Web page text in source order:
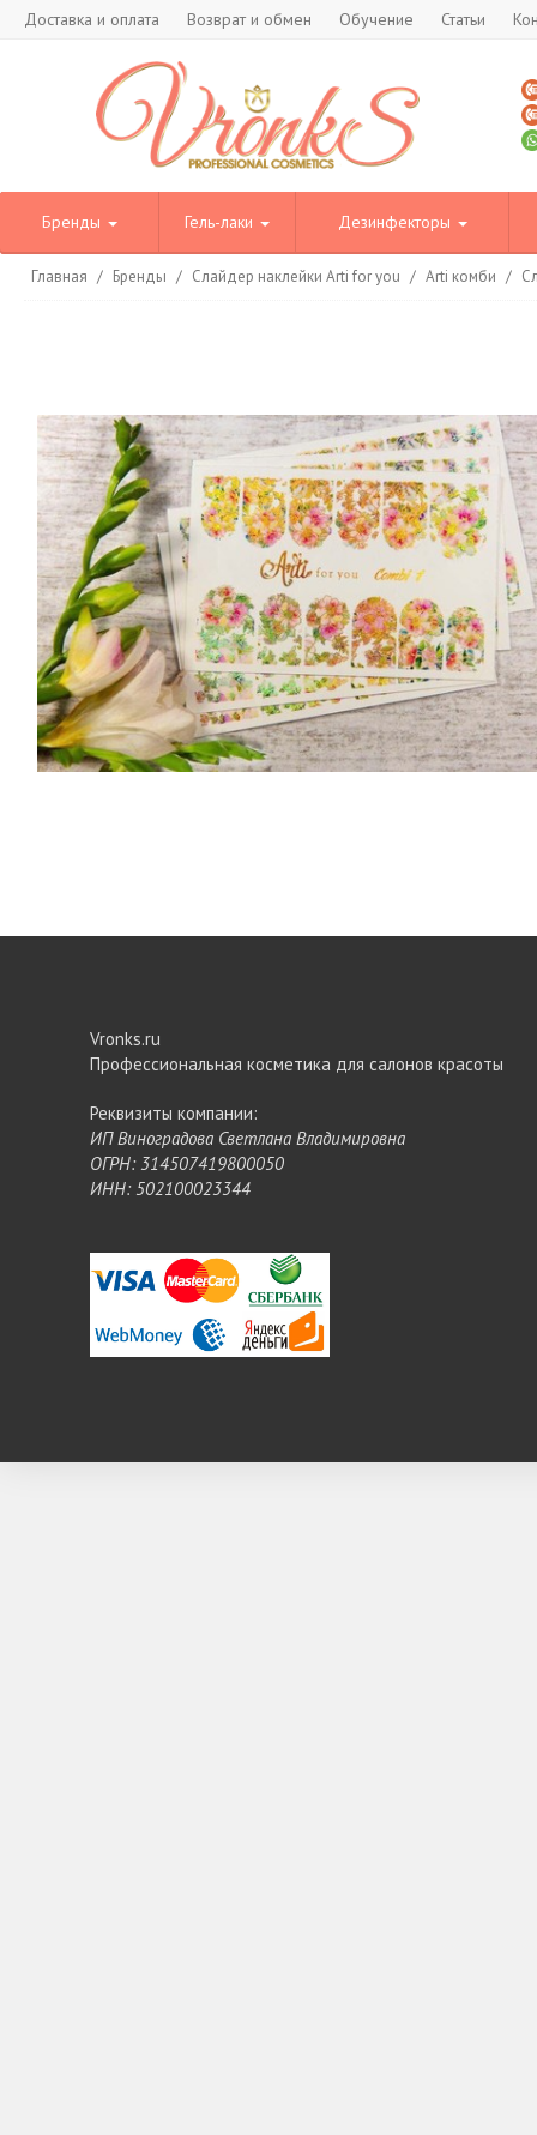
Доставка и оплата Возврат и обмен Обучение Статьи
Бренды Гель-лаки Дезинфекторы
Главная / Бренды / Слайдер наклейки Arti for you / Arti комби /
Vronks.ru
Профессиональная косметика для салонов красоты
Реквизиты компании:
ИП Виноградова Светлана Владимировна
ОГРН: 314507419800050
ИНН: 502100023344